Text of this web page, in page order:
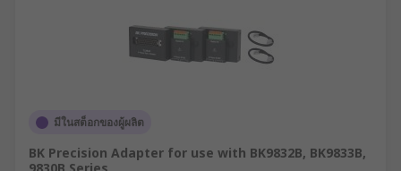
มีในสต็อกของผู้ผลิต
BK Precision Adapter for use with BK9832B, BK9833B,